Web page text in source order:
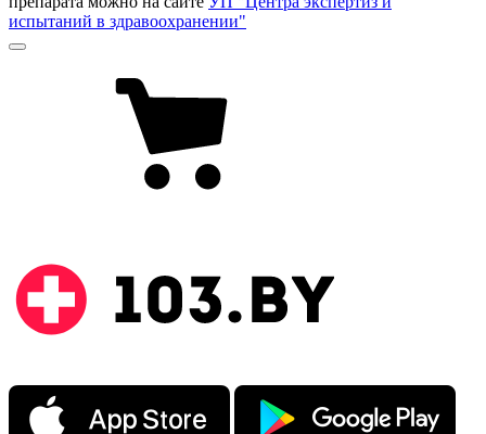
испытаний в здравоохранении"